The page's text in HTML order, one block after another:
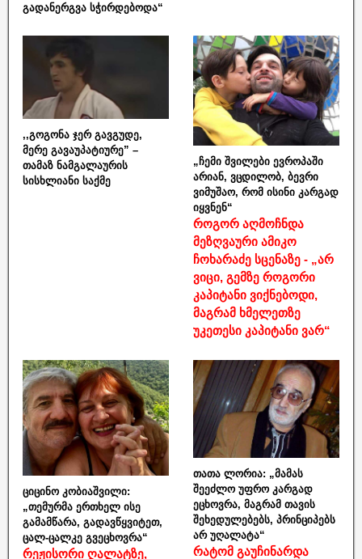
გადანერგვა სჭირდებოდა“
,,გოგონა ჯერ გავგუდე,
მერე გავაუპატიურე” –
თამაზ ნამგალაურის
სისხლიანი საქმე
„ჩემი შვილები ევროპაში
არიან, ვცდილობ, ბევრი
ვიმუშაო, რომ ისინი კარგად
იყვნენ“
როგორ აღმოჩნდა
მეზღვაური ამიკო
ჩოხარაძე სცენაზე - „არ
ვიცი, გემზე როგორი
კაპიტანი ვიქნებოდი,
მაგრამ ხმელეთზე
უკეთესი კაპიტანი ვარ“
ციცინო კობიაშვილი:
„თემურმა ერთხელ ისე
გამამწარა, გადავწყვიტეთ,
ცალ-ცალკე გვეცხოვრა“
რეჟისორი ღალატზე,
თათა ლორია: „მამას
შეეძლო უფრო კარგად
ეცხოვრა, მაგრამ თავის
შეხედულებებს, პრინციპებს
არ უღალატა“
რატომ გაუჩინარდა